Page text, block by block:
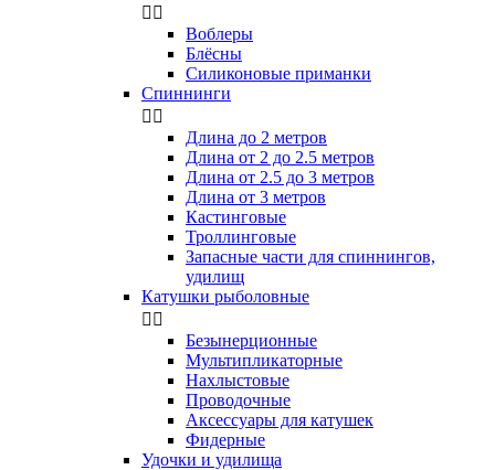
 
Воблеры
Блёсны
Силиконовые приманки
Спиннинги
 
Длина до 2 метров
Длина от 2 до 2.5 метров
Длина от 2.5 до 3 метров
Длина от 3 метров
Кастинговые
Троллинговые
Запасные части для спиннингов,
удилищ
Катушки рыболовные
 
Безынерционные
Мультипликаторные
Нахлыстовые
Проводочные
Аксессуары для катушек
Фидерные
Удочки и удилища